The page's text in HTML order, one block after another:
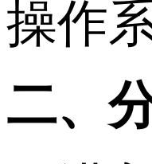
操作
二、